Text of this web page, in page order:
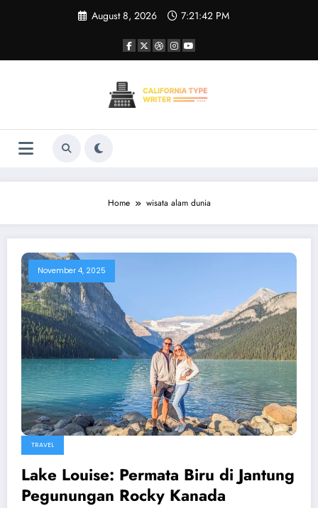
August 8, 2026 7:21:42 PM
Home wisata alam dunia
November 4, 2025
TRAVEL
Lake Louise: Permata Biru di Jantung
Pegunungan Rocky Kanada